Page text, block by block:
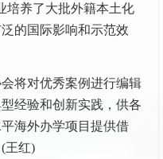
培养了大批外籍本土化
的国际影响和示范效
将对优秀案例进行编辑
经验和创新实践，供各
海外办学项目提供借
王红)